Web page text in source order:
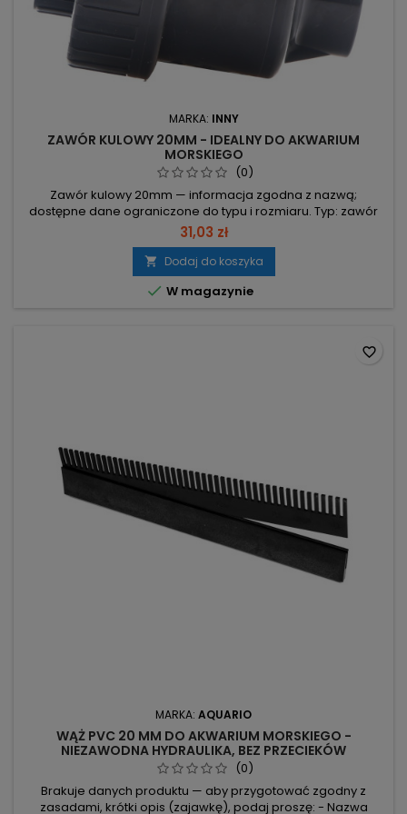
MARKA: INNY
ZAWÓR KULOWY 20MM - IDEALNY DO AKWARIUM
MORSKIEGO
(0)
Zawór kulowy 20mm — informacja zgodna z nazwą;
dostępne dane ograniczone do typu i rozmiaru. Typ: zawór
kulowy Średnica: 20 mm Uwaga: brak dodatkowych danych
technicznych w dokumentacji dostarczonej przez hurtownię
31,03 zł
 Dodaj do koszyka
 W magazynie
MARKA: AQUARIO
WĄŻ PVC 20 MM DO AKWARIUM MORSKIEGO -
NIEZAWODNA HYDRAULIKA, BEZ PRZECIEKÓW
(0)
Brakuje danych produktu — aby przygotować zgodny z
zasadami, krótki opis (zajawkę), podaj proszę: - Nazwa
favorite_border